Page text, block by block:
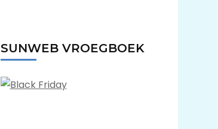
SUNWEB VROEGBOEK